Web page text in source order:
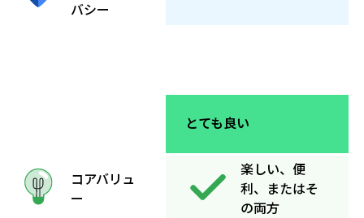
バシー
とても良い
コアバリュ
ー
楽しい、便
利、またはそ
の両方